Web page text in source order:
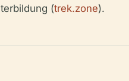
(trek.zone).